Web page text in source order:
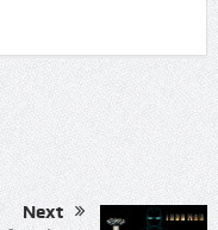
Next